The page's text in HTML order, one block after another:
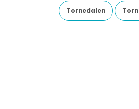
Tornedalen